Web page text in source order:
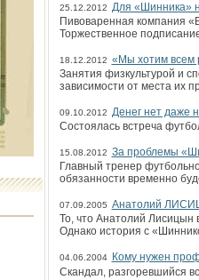
25.12.2012 Для «Шинника»
Пивоваренная компания
Торжественное
18.12.2012 «Мы хотим всем
Занятия физкультурой и
зависимости от места их
09.10.2012 Денег нет даже
Состоялась встреча
15.08.2012 За проблемы
Главный тренер
обязанности временно
07.09.2005 Анатолий
То, что Анатолий
Однако история с
04.06.2004
Кому нужен
Скандал, разгоревшийся